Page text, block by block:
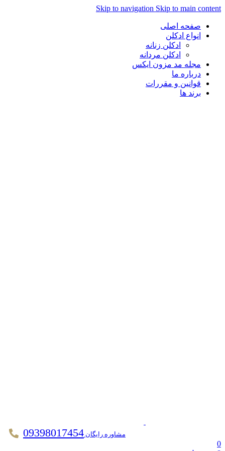
Skip to navigation Skip to main
صفحه اصلی
انواع ادکلن
ادکلن زنانه
ادکلن مردانه
مجله مد مزون ایکس
درباره ما
قوانین و مقررات
برند ها
مشاوره رایگان 09398017454